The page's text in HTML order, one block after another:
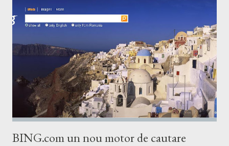
BING.com un nou motor de cautare